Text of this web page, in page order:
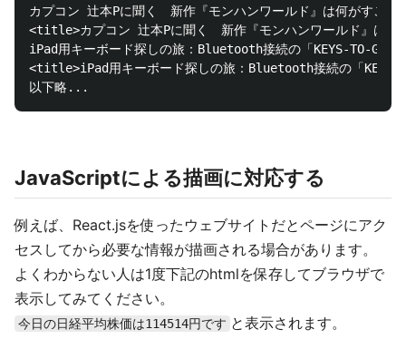
カプコン 辻本Pに聞く　新作『モンハンワールド』は何がすごい
<title>カプコン 辻本Pに聞く　新作『モンハンワールド』は
iPad用キーボード探しの旅：Bluetooth接続の「KEYS-TO-GO」
<title>iPad用キーボード探しの旅：Bluetooth接続の「
JavaScriptによる描画に対応する
例えば、React.jsを使ったウェブサイトだとページにアク
セスしてから必要な情報が描画される場合があります。
よくわからない人は1度下記のhtmlを保存してブラウザで
表示してみてください。
今日の日経平均株価は114514円です と表示されます。